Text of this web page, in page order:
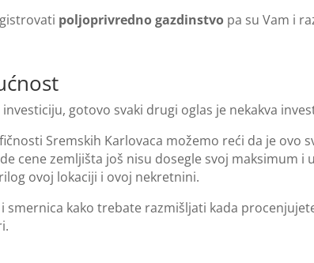
poljoprivredno gazdinstvo pa su Vam i
gotovo svaki drugi oglas je nekakva
Sremskih Karlovaca možemo reći da je ovo
cene zemljišta još nisu dosegle svoj maksimum
ovoj lokaciji i ovoj nekretnini.
smernica kako trebate razmišljati kada